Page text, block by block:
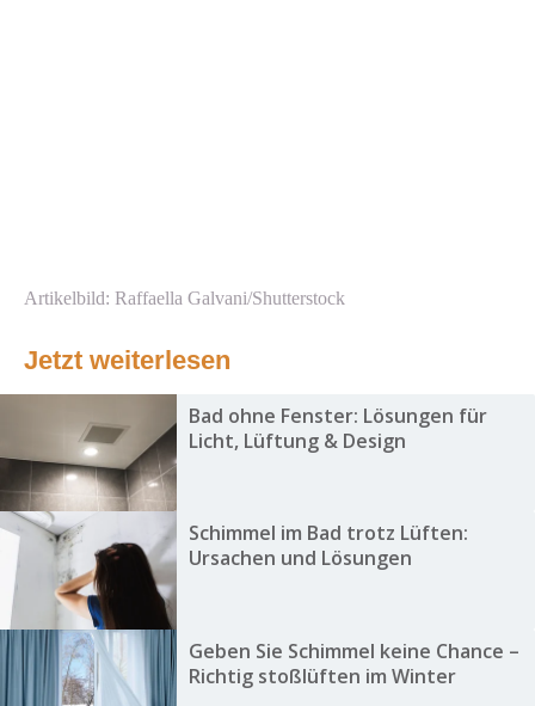
Artikelbild: Raffaella Galvani/Shutterstock
Jetzt weiterlesen
Bad ohne Fenster: Lösungen für
Licht, Lüftung & Design
Schimmel im Bad trotz Lüften:
Ursachen und Lösungen
Geben Sie Schimmel keine Chance –
Richtig stoßlüften im Winter